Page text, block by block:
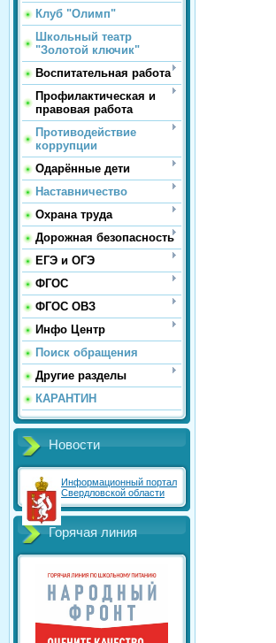
Клуб "Олимп"
Школьный театр
"Золотой ключик"
Воспитательная работа
Профилактическая и
правовая работа
Противодействие
коррупции
Одарённые дети
Наставничество
Охрана труда
Дорожная безопасность
ЕГЭ и ОГЭ
ФГОС
ФГОС ОВЗ
Инфо Центр
Поиск обращения
Другие разделы
КАРАНТИН
Новости
Информационный портал
Свердловской области
Горячая линия